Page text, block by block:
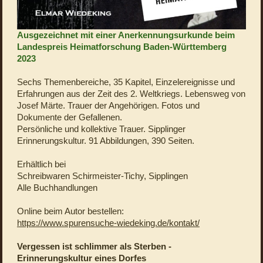
Ausgezeichnet mit einer Anerkennungsurkunde beim
Landespreis Heimatforschung Baden-Württemberg
2023
Sechs Themenbereiche, 35 Kapitel, Einzelereignisse und
Erfahrungen aus der Zeit des 2. Weltkriegs. Lebensweg von
Josef Märte. Trauer der Angehörigen. Fotos und
Dokumente der Gefallenen.
Persönliche und kollektive Trauer. Sipplinger
Erinnerungskultur. 91 Abbildungen, 390 Seiten.
Erhältlich bei
Schreibwaren Schirmeister-Tichy, Sipplingen
Alle Buchhandlungen
Online beim Autor bestellen:
https://www.spurensuche-wiedeking.de/kontakt/
Vergessen ist schlimmer als Sterben -
Erinnerungskultur eines Dorfes